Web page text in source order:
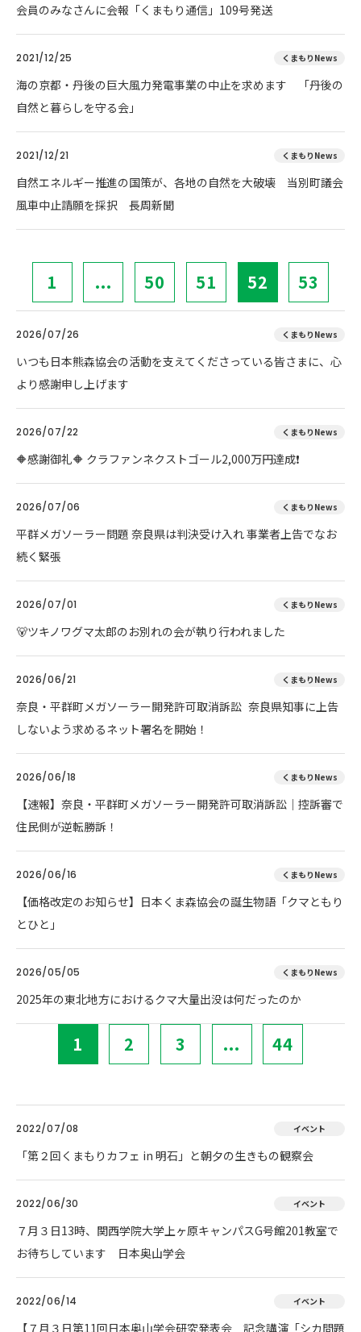
会員のみなさんに会報「くまもり通信」109号発送
2021/12/25 くまもりNews
海の京都・丹後の巨大風力発電事業の中止を求めます 「丹後の
自然と暮らしを守る会」
2021/12/21 くまもりNews
自然エネルギー推進の国策が、各地の自然を大破壊 当別町議会
風車中止請願を採択 長周新聞
1 ... 50 51 52 53
2026/07/26 くまもりNews
いつも日本熊森協会の活動を支えてくださっている皆さまに、心
より感謝申し上げます
2026/07/22 くまもりNews
🔶感謝御礼🔶 クラファンネクストゴール2,000万円達成❗
2026/07/06 くまもりNews
平群メガソーラー問題 奈良県は判決受け入れ 事業者上告でなお
続く緊張
2026/07/01 くまもりNews
🐻ツキノワグマ太郎のお別れの会が執り行われました
2026/06/21 くまもりNews
奈良・平群町メガソーラー開発許可取消訴訟 奈良県知事に上告
しないよう求めるネット署名を開始！
2026/06/18 くまもりNews
【速報】奈良・平群町メガソーラー開発許可取消訴訟｜控訴審で
住民側が逆転勝訴！
2026/06/16 くまもりNews
【価格改定のお知らせ】日本くま森協会の誕生物語「クマともり
とひと」
2026/05/05 くまもりNews
2025年の東北地方におけるクマ大量出没は何だったのか
1 2 3 ... 44
2022/07/08 イベント
「第２回くまもりカフェ in 明石」と朝夕の生きもの観察会
2022/06/30 イベント
７月３日13時、関西学院大学上ヶ原キャンパスG号館201教室で
お待ちしています 日本奥山学会
2022/06/14 イベント
【７月３日第11回日本奥山学会研究発表会 記念講演「シカ問題